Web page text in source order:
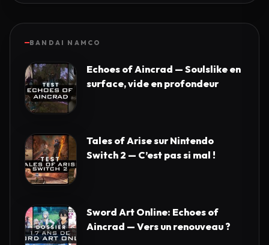
BANDAI NAMCO
Echoes of Aincrad — Soulslike en
surface, vide en profondeur
Tales of Arise sur Nintendo
Switch 2 — C’est pas si mal !
Sword Art Online: Echoes of
Aincrad — Vers un renouveau ?